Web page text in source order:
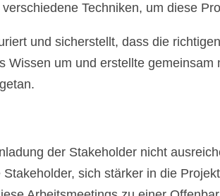
Techniken, um diese
und sicherstellt, dass die
um und erstellte
der Stakeholder nicht
sich stärker in die